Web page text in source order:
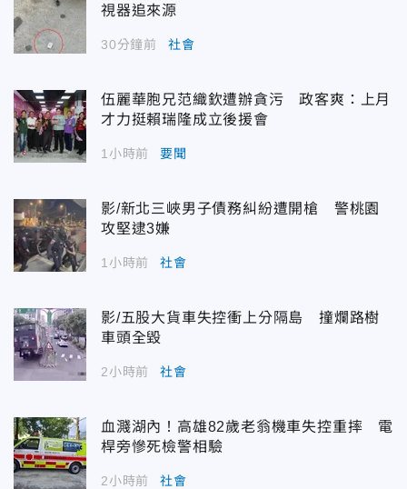
視器追來源
30分鐘前 社會
伍麗華胞兄范織欽遭辦貪污 政客爽：上月
才力挺賴瑞隆成立後援會
1小時前 要聞
影/新北三峽男子債務糾紛遭開槍 警桃園
攻堅逮3嫌
1小時前 社會
影/五股大貨車失控衝上分隔島 撞爛路樹
車頭全毀
2小時前 社會
血濺湖內！高雄82歲老翁機車失控重摔 電
桿旁慘死檢警相驗
2小時前 社會